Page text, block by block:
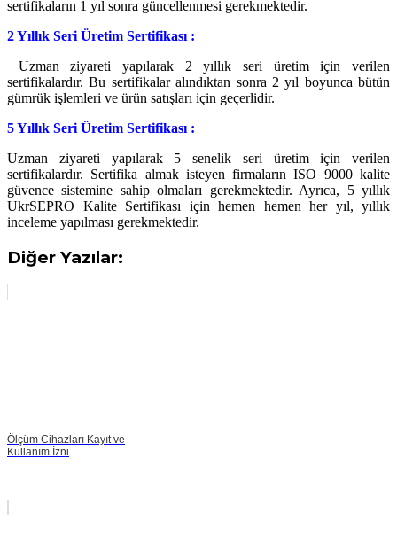
sertifikaların 1 yıl sonra güncellenmesi gerekmektedir.
2 Yıllık Seri Üretim Sertifikası :
Uzman ziyareti yapılarak 2 yıllık seri üretim için verilen
sertifikalardır. Bu sertifikalar alındıktan sonra 2 yıl boyunca bütün
gümrük işlemleri ve ürün satışları için geçerlidir.
5 Yıllık Seri Üretim Sertifikası :
Uzman ziyareti yapılarak 5 senelik seri üretim için verilen
sertifikalardır. Sertifika almak isteyen firmaların ISO 9000 kalite
güvence sistemine sahip olmaları gerekmektedir. Ayrıca, 5 yıllık
UkrSEPRO Kalite Sertifikası için hemen hemen her yıl, yıllık
inceleme yapılması gerekmektedir.
Diğer Yazılar:
Ölçüm Cihazları Kayıt ve
Kullanım İzni